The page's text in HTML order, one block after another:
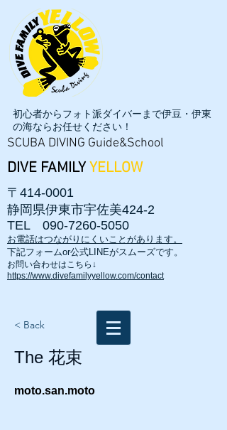
初心者からフォト派ダイバーまで伊豆・伊東
の海ならお任せください！
SCUBA DIVING Guide&School
DIVE FAMILY YELLOW
〒414-0001
静岡県伊東市宇佐美424-2
TEL 090-7260-5050
お電話はつながりにくいことがあります。
​下記フォームor公式LINEがスムーズです。
お問い合わせはこちら↓
https://www.divefamilyyellow.com/contact
< Back
The 花束
moto.san.moto